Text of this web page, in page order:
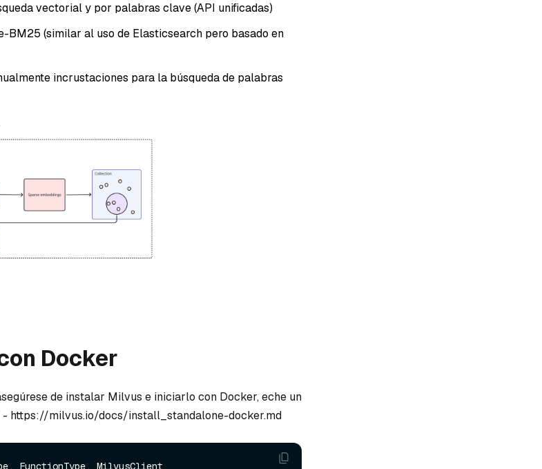
vectorial y por palabras clave (API unificadas)
BM25 (similar al uso de Elasticsearch pero basado en
incrustaciones para la búsqueda de palabras
Docker
de instalar Milvus e iniciarlo con Docker, eche un
- https://milvus.io/docs/install_standalone-docker.md
FunctionType, MilvusClient